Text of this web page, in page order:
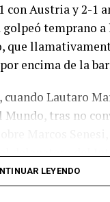
con Austria y 2-1
temprano a
encima de la
Lautaro
tras no
delanatero del
LEYENDO